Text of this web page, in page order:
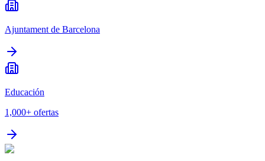
Ajuntament de Barcelona
Educación
1,000+ ofertas